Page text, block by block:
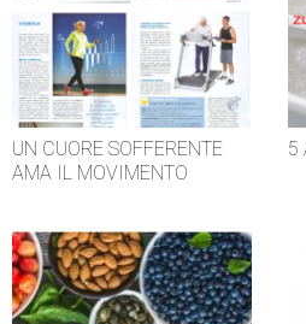
UN CUORE SOFFERENTE
AMA IL MOVIMENTO
5